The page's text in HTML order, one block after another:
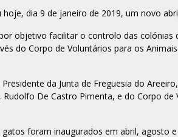
dia 9 de janeiro de 2019, um novo
objetivo facilitar o controlo das
do Corpo de Voluntários para os
da Junta de Freguesia do
De Castro Pimenta, e do Corpo de
foram inaugurados em abril, agosto